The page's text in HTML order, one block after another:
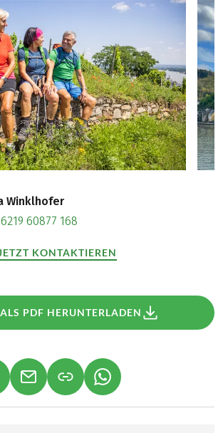
Winklhofer
60877 168
KONTAKTIEREN
PDF HERUNTERLADEN
ÖFFNET IN NEUEM TAB)
(LINK ÖFFNET IN NEUEM TAB)
(LINK ÖFFNET IN